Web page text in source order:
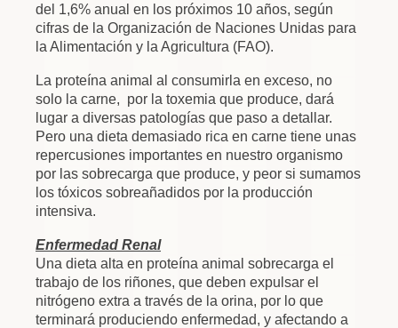
del 1,6% anual en los próximos 10 años, según
cifras de la Organización de Naciones Unidas para
la Alimentación y la Agricultura (FAO).
La proteína animal al consumirla en exceso, no
solo la carne, por la toxemia que produce, dará
lugar a diversas patologías que paso a detallar.
Pero una dieta demasiado rica en carne tiene unas
repercusiones importantes en nuestro organismo
por las sobrecarga que produce, y peor si sumamos
los tóxicos sobreañadidos por la producción
intensiva.
Enfermedad Renal
Una dieta alta en proteína animal sobrecarga el
trabajo de los riñones, que deben expulsar el
nitrógeno extra a través de la orina, por lo que
terminará produciendo enfermedad, y afectando a